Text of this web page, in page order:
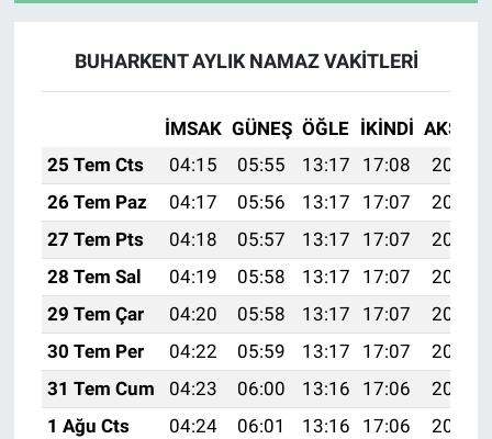
BUHARKENT AYLIK NAMAZ VAKITLERI
İMSAK GÜNEŞ ÖĞLE İKINDI AKŞAM
25 Tem Cts
04:15 05:55 13:17 17:08
20:28
26 Tem Paz
04:17 05:56 13:17 17:07
20:27
27 Tem Pts
04:18 05:57 13:17 17:07
20:27
28 Tem Sal
04:19 05:58 13:17 17:07
20:26
29 Tem Çar
04:20 05:58 13:17 17:07
20:25
30 Tem Per
04:22 05:59 13:17 17:07
20:24
31 Tem Cum
04:23 06:00 13:16 17:06
20:23
1 Ağu Cts
04:24 06:01 13:16 17:06
20:22